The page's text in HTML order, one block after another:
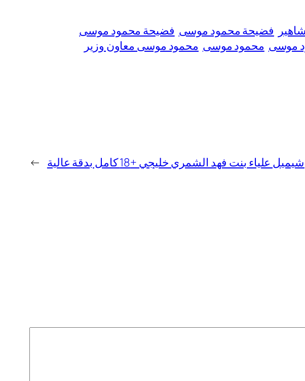
فضيحة محمود موسى فضيحة محمود موسى
موسى محمود موسى محمود موسى معاون وزير
علياء بنت فهد الشمري خليجي +18 كامل بدقة عالية →